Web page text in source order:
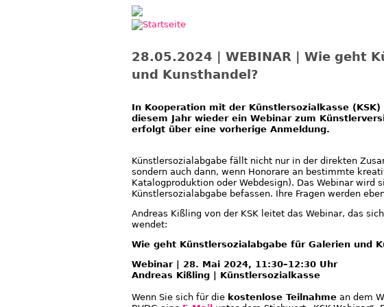
28.05.2024 | WEBINAR | Wie geht
und Kunsthandel?
In Kooperation mit der Künstlersozialkasse
diesem Jahr wieder ein Webinar zum
erfolgt über eine vorherige Anmeldung.
Künstlersozialabgabe fällt nicht nur in der direkten
sondern auch dann, wenn Honorare an bestimmte
Katalogproduktion oder Webdesign). Das Webinar wird
Künstlersozialabgabe befassen. Ihre Fragen werden
Andreas Kißling von der KSK leitet das Webinar, das
wendet:
Wie geht Künstlersozialabgabe für Galerien und
Webinar | 28. Mai 2024, 11:30–12:30 Uhr
Andreas Kißling | Künstlersozialkasse
Wenn Sie sich für die kostenlose Teilnahme an dem